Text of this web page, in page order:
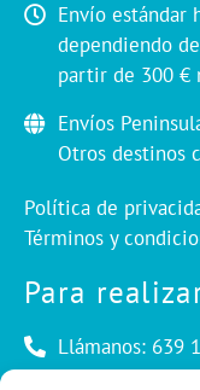
Envío estándar
dependiendo
partir de 300 €
Envíos
Otros destinos
Política de
Términos y
Para
Llámanos: 639